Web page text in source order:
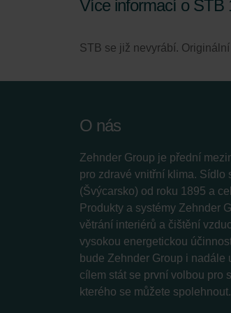
Více informací o STB
STB se již nevyrábí.
O nás
Zehnder Group je přední
pro zdravé vnitřní klima. Sídlo
(Švýcarsko) od roku 1895 a
Produkty a systémy Zehnder
větrání interiérů a čištění
vysokou energetickou
bude Zehnder Group i
cílem stát se první volbou pro
kterého se můžete spolehnout.